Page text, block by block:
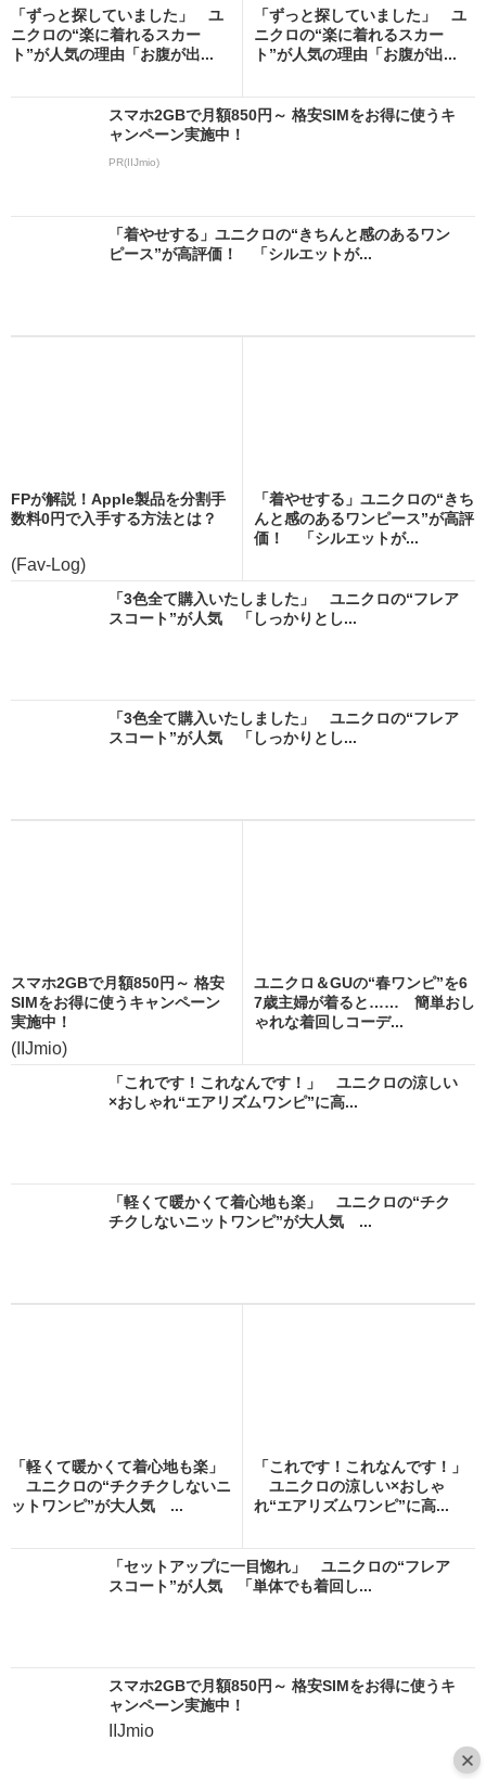
「ずっと探していました」 ユ
ニクロの“楽に着れるスカー
ト”が人気の理由「お腹が出...
「ずっと探していました」 ユ
ニクロの“楽に着れるスカー
ト”が人気の理由「お腹が出...
スマホ2GBで月額850円～ 格安SIMをお得に使うキ
ャンペーン実施中！
PR(IIJmio)
「着やせする」ユニクロの“きちんと感のあるワン
ピース”が高評価！ 「シルエットが...
FPが解説！Apple製品を分割手
数料0円で入手する方法とは？
(Fav-Log)
「着やせする」ユニクロの“きち
んと感のあるワンピース”が高評
価！ 「シルエットが...
「3色全て購入いたしました」 ユニクロの“フレア
スコート”が人気 「しっかりとし...
「3色全て購入いたしました」 ユニクロの“フレア
スコート”が人気 「しっかりとし...
スマホ2GBで月額850円～ 格安
SIMをお得に使うキャンペーン
実施中！
(IIJmio)
ユニクロ＆GUの“春ワンピ”を6
7歳主婦が着ると…… 簡単おし
ゃれな着回しコーデ...
「これです！これなんです！」 ユニクロの涼しい
×おしゃれ“エアリズムワンピ”に高...
「軽くて暖かくて着心地も楽」 ユニクロの“チク
チクしないニットワンピ”が大人気 ...
「軽くて暖かくて着心地も楽」
ユニクロの“チクチクしないニ
ットワンピ”が大人気 ...
「これです！これなんです！」
ユニクロの涼しい×おしゃ
れ“エアリズムワンピ”に高...
「セットアップに一目惚れ」 ユニクロの“フレア
スコート”が人気 「単体でも着回し...
スマホ2GBで月額850円～ 格安SIMをお得に使うキ
ャンペーン実施中！
IIJmio